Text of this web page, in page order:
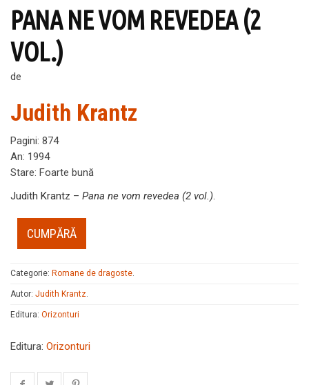
PANA NE VOM REVEDEA (2
VOL.)
de
Judith Krantz
Pagini: 874
An: 1994
Stare: Foarte bună
Judith Krantz – Pana ne vom revedea (2 vol.).
CUMPĂRĂ
Categorie: Romane de dragoste.
Autor: Judith Krantz.
Editura: Orizonturi
Editura: Orizonturi